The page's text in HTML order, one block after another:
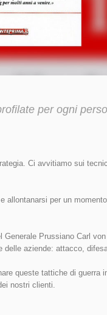
per ogni
Ci avvitiamo sui
allontanarsi per un
Generale Prussiano Carl
delle aziende: attacco,
queste tattiche di guerra
nostri clienti.